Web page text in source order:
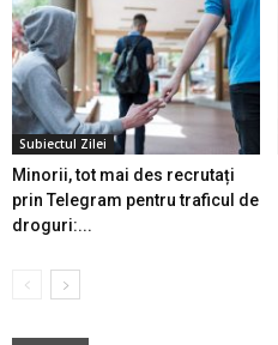
Subiectul Zilei
Minorii, tot mai des recrutați
prin Telegram pentru traficul de
droguri:...